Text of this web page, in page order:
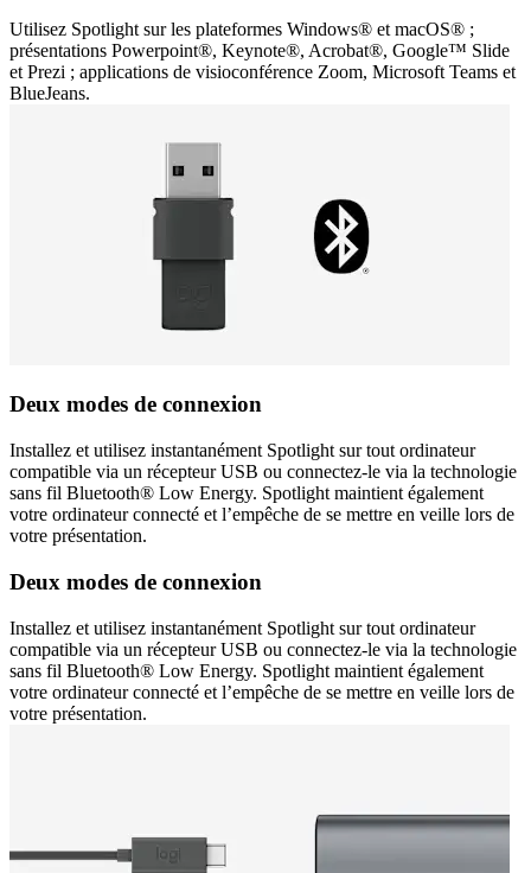
Utilisez Spotlight sur les plateformes Windows® et macOS® ;
présentations Powerpoint®, Keynote®, Acrobat®, Google™ Slide
et Prezi ; applications de visioconférence Zoom, Microsoft Teams et
BlueJeans.
Deux modes de connexion
Installez et utilisez instantanément Spotlight sur tout ordinateur
compatible via un récepteur USB ou connectez-le via la technologie
sans fil Bluetooth® Low Energy. Spotlight maintient également
votre ordinateur connecté et l’empêche de se mettre en veille lors de
votre présentation.
Deux modes de connexion
Installez et utilisez instantanément Spotlight sur tout ordinateur
compatible via un récepteur USB ou connectez-le via la technologie
sans fil Bluetooth® Low Energy. Spotlight maintient également
votre ordinateur connecté et l’empêche de se mettre en veille lors de
votre présentation.